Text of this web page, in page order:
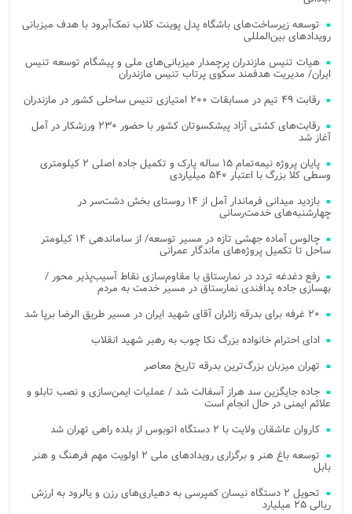
توسعه زیرساخت‌های باشگاه پدل پوینت کلاب نمک‌آبرود با هدف میزبانی
رویدادهای بین‌المللی
هیات تنیس مازندران پرچمدار میزبانی‌های ملی و پیشگام توسعه تنیس
ایران/ مدیریت هدفمند سکوی پرتاب تنیس مازندران
رقابت ۴۹ تیم در مسابقات ۲۰۰ امتیازی تنیس ساحلی کشور در مازندران
رقابت‌های کشتی آزاد پیشکسوتان کشور با حضور ۲۳۰ ورزشکار در آمل
آغاز شد
پایان پروژه نیمه‌تمام ۱۵ ساله پارک و تکمیل جاده اصلی ۲ کیلومتری
وسطی کلا بزرگ با اعتبار ۵۴۰ میلیاردی
بازدید میدانی فرماندار آمل از ۱۴ روستای بخش دشت‌سر در
چهارشنبه‌های خدمت‌رسانی
چالوس آماده جهشی تازه در مسیر توسعه/ از ساماندهی ۱۴ کیلومتر
ساحل تا تکمیل پروژه‌های ماندگار عمرانی
رفع دغدغه تردد در نمارستاق با مقاوم‌سازی نقاط آسیب‌پذیر محور /
بهسازی جاده پدافندی نمارستاق در مسیر خدمت به مردم
۲۰ غرفه برای بدرقه زائران آقای شهید ایران در مسیر طریق الرضا برپا شد
ادای احترام خانواده بزرگ نکا چوب به رهبر شهید انقلاب
تهران میزبان بزرگ‌ترین بدرقه تاریخ معاصر
جاده جایگزین سد هراز آسفالت شد / عملیات ایمن‌سازی و نصب تابلو و
علائم ایمنی در حال انجام است
کاروان عاشقان ولایت با ۲ دستگاه اتوبوس از بلده راهی تهران شد
توسعه باغ هنر و برگزاری رویدادهای ملی ۲ اولویت مهم فرهنگ و هنر
بابل
تحویل ۲ دستگاه نیسان کمپرسی به دهیاری‌های رزن و یالرود به ارزش
ریالی ۲۵ میلیارد